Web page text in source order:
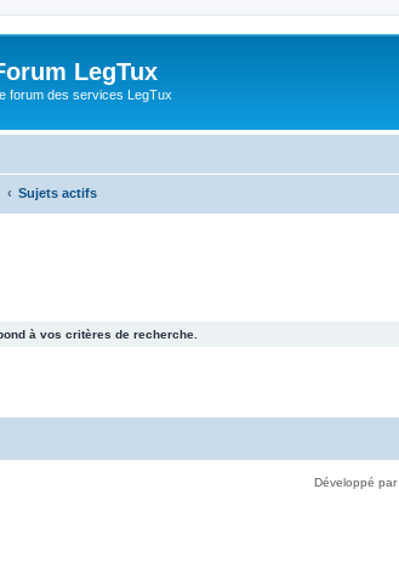
LegTux
forum des services LegTux
Sujets actifs
à vos critères de recherche.
Développé par